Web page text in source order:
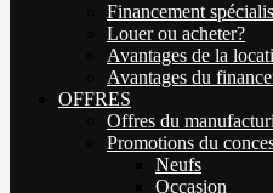
Financement
Louer ou acheter?
Avantages de la
Avantages du
OFFRES
Offres du
Promotions du
Neufs
Occasion